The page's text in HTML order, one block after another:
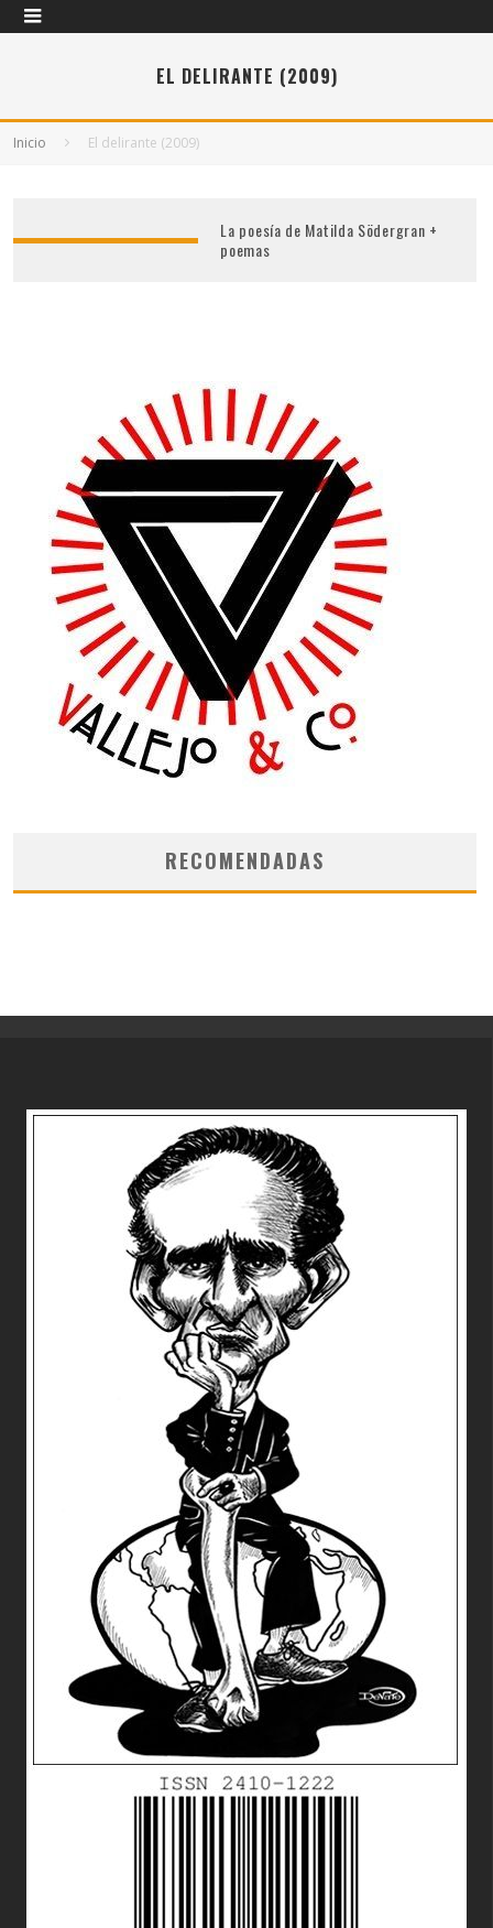
EL DELIRANTE (2009)
Inicio El delirante (2009)
La poesía de Matilda Södergran +
poemas
RECOMENDADAS